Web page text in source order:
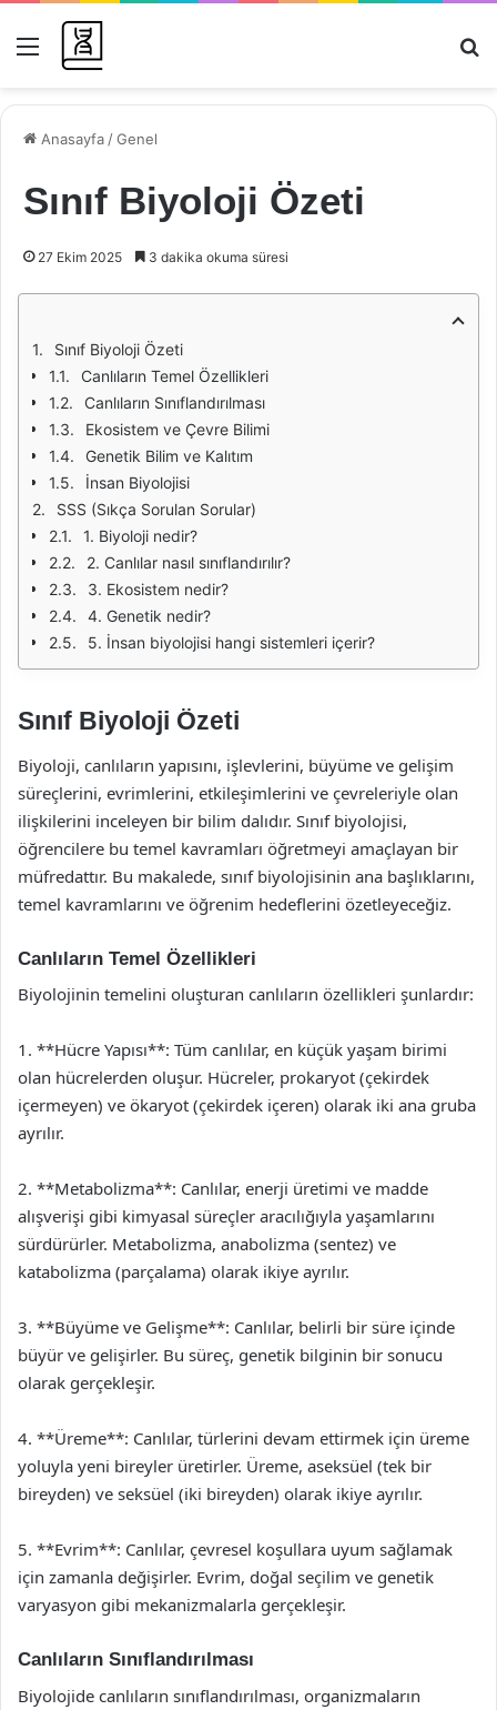
Menü
Anasayfa /Genel
Sınıf Biyoloji Özeti
27 Ekim 2025 3 dakika okuma süresi
Sınıf Biyoloji Özeti
Canlıların Temel Özellikleri
Canlıların Sınıflandırılması
Ekosistem ve Çevre Bilimi
Genetik Bilim ve Kalıtım
İnsan Biyolojisi
SSS (Sıkça Sorulan Sorular)
1. Biyoloji nedir?
2. Canlılar nasıl sınıflandırılır?
3. Ekosistem nedir?
4. Genetik nedir?
5. İnsan biyolojisi hangi sistemleri içerir?
Sınıf Biyoloji Özeti
Biyoloji, canlıların yapısını, işlevlerini, büyüme ve gelişim
süreçlerini, evrimlerini, etkileşimlerini ve çevreleriyle olan
ilişkilerini inceleyen bir bilim dalıdır. Sınıf biyolojisi,
öğrencilere bu temel kavramları öğretmeyi amaçlayan bir
müfredattır. Bu makalede, sınıf biyolojisinin ana başlıklarını,
temel kavramlarını ve öğrenim hedeflerini özetleyeceğiz.
Canlıların Temel Özellikleri
Biyolojinin temelini oluşturan canlıların özellikleri şunlardır:
1. **Hücre Yapısı**: Tüm canlılar, en küçük yaşam birimi
olan hücrelerden oluşur. Hücreler, prokaryot (çekirdek
içermeyen) ve ökaryot (çekirdek içeren) olarak iki ana gruba
ayrılır.
2. **Metabolizma**: Canlılar, enerji üretimi ve madde
alışverişi gibi kimyasal süreçler aracılığıyla yaşamlarını
sürdürürler. Metabolizma, anabolizma (sentez) ve
katabolizma (parçalama) olarak ikiye ayrılır.
3. **Büyüme ve Gelişme**: Canlılar, belirli bir süre içinde
büyür ve gelişirler. Bu süreç, genetik bilginin bir sonucu
olarak gerçekleşir.
4. **Üreme**: Canlılar, türlerini devam ettirmek için üreme
yoluyla yeni bireyler üretirler. Üreme, aseksüel (tek bir
bireyden) ve seksüel (iki bireyden) olarak ikiye ayrılır.
5. **Evrim**: Canlılar, çevresel koşullara uyum sağlamak
için zamanla değişirler. Evrim, doğal seçilim ve genetik
varyasyon gibi mekanizmalarla gerçekleşir.
Canlıların Sınıflandırılması
Biyolojide canlıların sınıflandırılması, organizmaların